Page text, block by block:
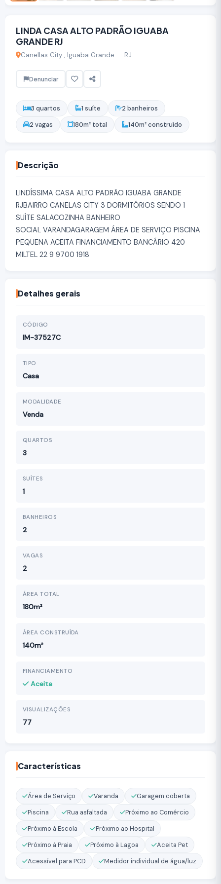
LINDA CASA ALTO PADRÃO IGUABA
GRANDE RJ
Canellas City , Iguaba Grande — RJ
Denunciar
3 quartos 1 suíte
2 banheiros
2 vagas
180m² total 140m² construído
Descrição
LINDÍSSIMA CASA ALTO PADRÃO IGUABA GRANDE
RJBAIRRO CANELAS CITY 3 DORMITÓRIOS SENDO 1
SUÍTE SALACOZINHA BANHEIRO
SOCIAL VARANDAGARAGEM ÁREA DE SERVIÇO PISCINA
PEQUENA ACEITA FINANCIAMENTO BANCÁRIO 420
MILTEL 22 9 9700 1918
Detalhes gerais
CÓDIGO
IM-37527C
TIPO
Casa
MODALIDADE
Venda
QUARTOS
3
SUÍTES
1
BANHEIROS
2
VAGAS
2
ÁREA TOTAL
180m²
ÁREA CONSTRUÍDA
140m²
FINANCIAMENTO
Aceita
VISUALIZAÇÕES
77
Características
Área de Serviço Varanda
Garagem coberta
Piscina
Rua asfaltada
Próximo ao Comércio
Próximo à Escola
Próximo ao Hospital
Próximo à Praia
Próximo à Lagoa
Aceita Pet
Acessível para PCD
Medidor individual de água/luz